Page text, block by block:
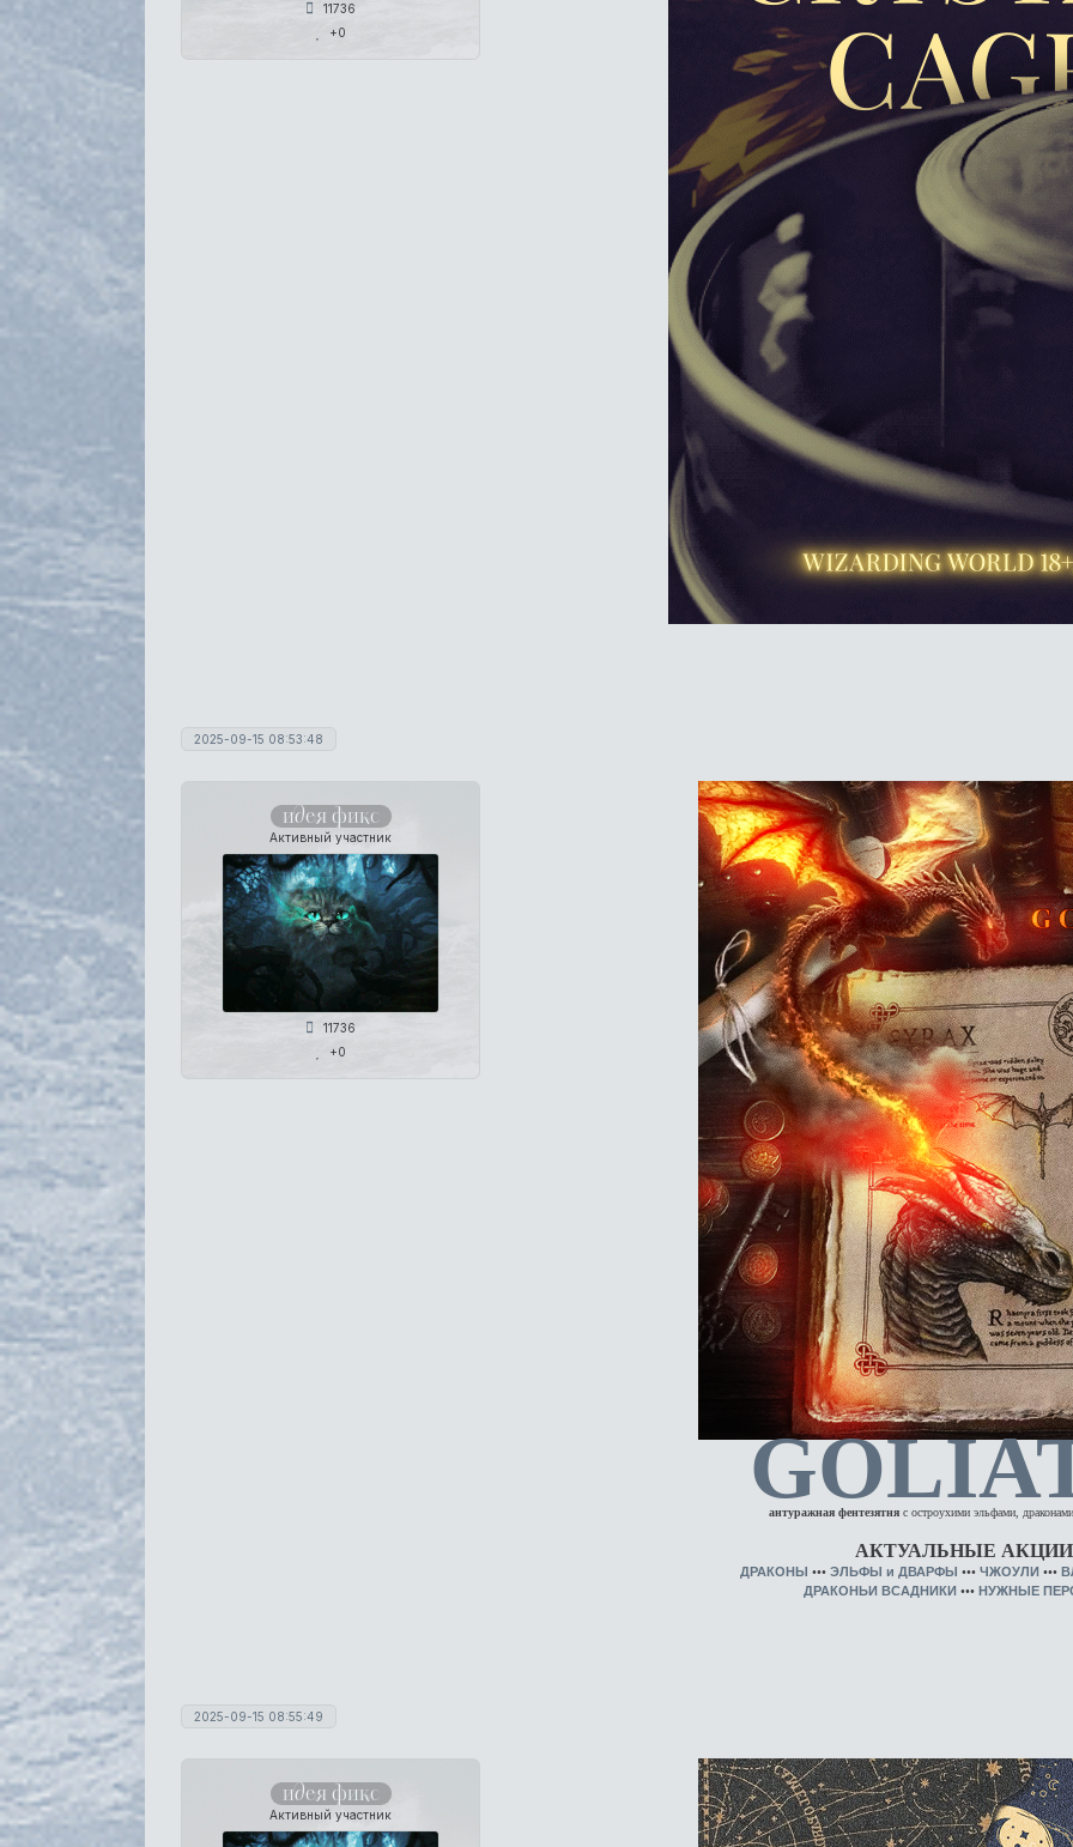
11736
+0
2025-09-15 08:53:48
идея фикс
Активный участник
11736
+0
антуражная фентезятня с остроухими эльфами,
АКТУАЛЬНЫЕ
ДРАКОНЫ ••• ЭЛЬФЫ и ДВАРФЫ ••• ЧЖОУЛИ •••
ДРАКОНЬИ ВСАДНИКИ ••• НУЖНЫЕ
2025-09-15 08:55:49
идея фикс
Активный участник